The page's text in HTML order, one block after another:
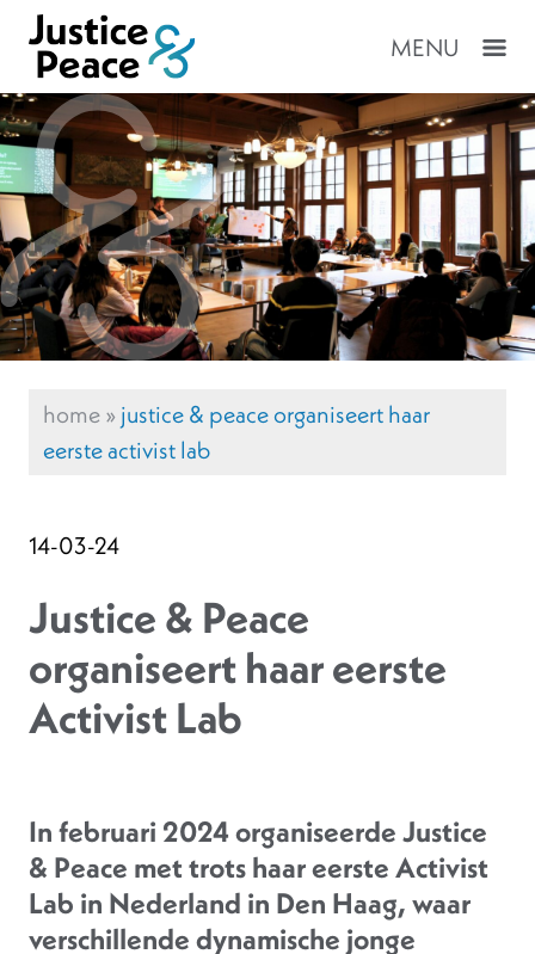
MENU
home»justice & peace organiseert haar
eerste activist lab
14-03-24
Justice & Peace
organiseert haar eerste
Activist Lab
In februari 2024 organiseerde Justice
& Peace met trots haar eerste Activist
Lab in Nederland in Den Haag, waar
verschillende dynamische jonge